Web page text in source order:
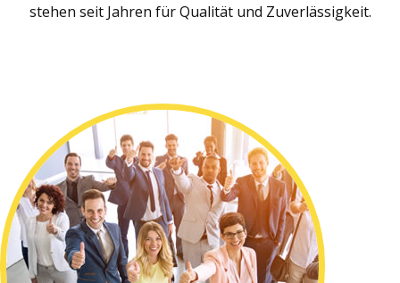
stehen seit Jahren für Qualität und Zuverlässigkeit.